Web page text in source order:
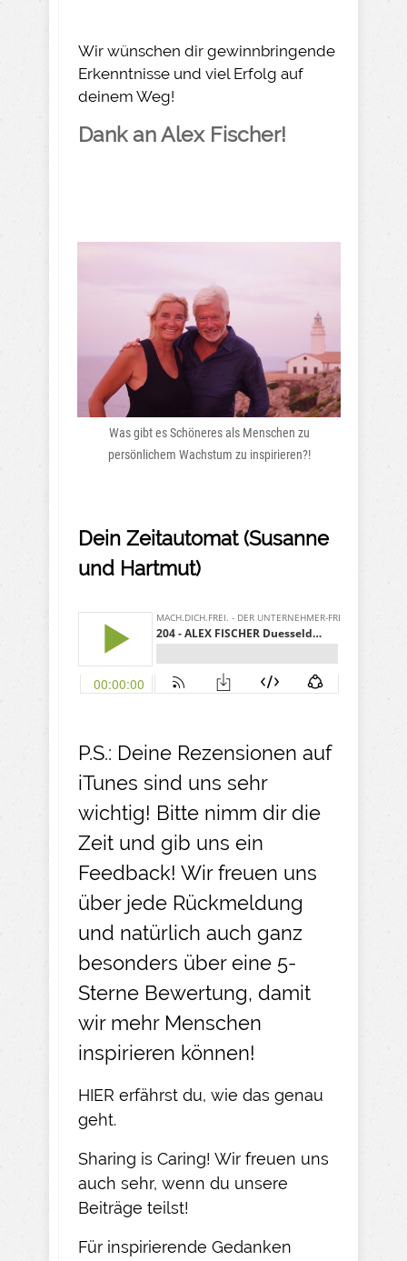
Wir wünschen dir gewinnbringende
Erkenntnisse und viel Erfolg auf
deinem Weg!
Dank an Alex Fischer!
Was gibt es Schöneres als Menschen zu
persönlichem Wachstum zu inspirieren?!
Dein Zeitautomat (Susanne
und Hartmut)
P.S.: Deine Rezensionen auf
iTunes sind uns sehr
wichtig! Bitte nimm dir die
Zeit und gib uns ein
Feedback! Wir freuen uns
über jede Rückmeldung
und natürlich auch ganz
besonders über eine 5-
Sterne Bewertung, damit
wir mehr Menschen
inspirieren können!
HIER erfährst du, wie das genau
geht.​
Sharing is Caring! Wir freuen uns
auch sehr, wenn du unsere
Beiträge teilst!​
Für inspirierende Gedanken